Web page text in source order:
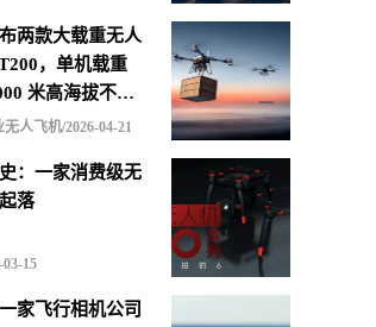
两款大载重无人
，单机载重
米高海拔不减
联吊最多600KG
人飞机/2026-04-21
：一家消费级无
落
03-15
家飞行相机公司